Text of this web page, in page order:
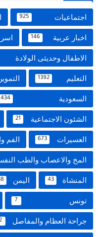
اجتماعيات 925
اخبار عربية 146
الاطفال وحديثى الولادة
التعليم 1392
السعودية 434
الشئون الاجتماعية 21
العسيرات 673 الفم
المخ والاعصاب والطب
المنشاة 43 اليمن
تونس 7
جراحة العظام والمفاصل